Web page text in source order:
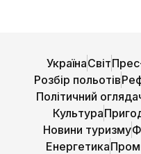
УкраїнаСвіт
Розбір польотів
Політичний
Культура
Новини туризму
Енергетика